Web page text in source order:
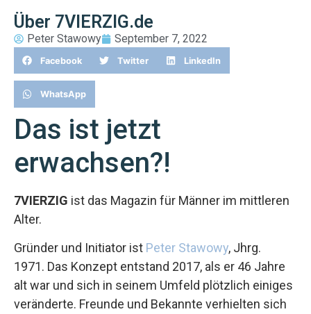
Über 7VIERZIG.de
Peter Stawowy September 7, 2022
Facebook Twitter LinkedIn
WhatsApp
Das ist jetzt
erwachsen?!
7VIERZIG ist das Magazin für Männer im mittleren
Alter.
Gründer und Initiator ist Peter Stawowy, Jhrg.
1971. Das Konzept entstand 2017, als er 46 Jahre
alt war und sich in seinem Umfeld plötzlich einiges
veränderte. Freunde und Bekannte verhielten sich